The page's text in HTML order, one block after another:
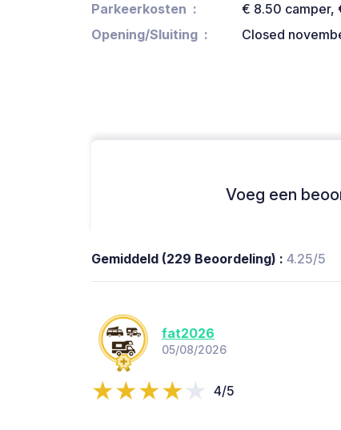
Parkeerkosten
€ 8.50 camper,
Opening/Sluiting
Closed
Voeg een
Gemiddeld (229 Beoordeling) : 4.25/5
fat2026
05/08/2026
4/5